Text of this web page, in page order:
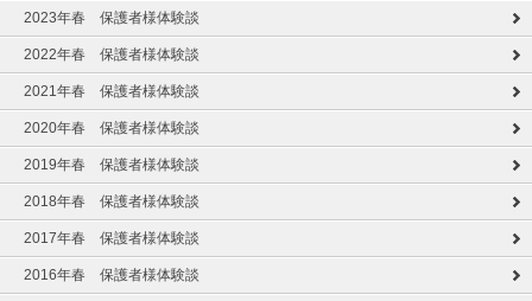
2023年春 保護者様体験談
2022年春 保護者様体験談
2021年春 保護者様体験談
2020年春 保護者様体験談
2019年春 保護者様体験談
2018年春 保護者様体験談
2017年春 保護者様体験談
2016年春 保護者様体験談